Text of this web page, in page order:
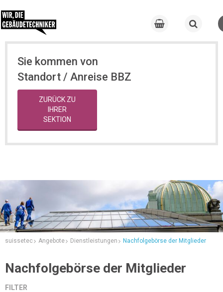
Sie kommen von
Standort / Anreise BBZ
ZURÜCK ZU
IHRER
SEKTION
suissetec Angebote Dienstleistungen Nachfolgebörse der Mitglieder
Nachfolgebörse der Mitglieder
FILTER